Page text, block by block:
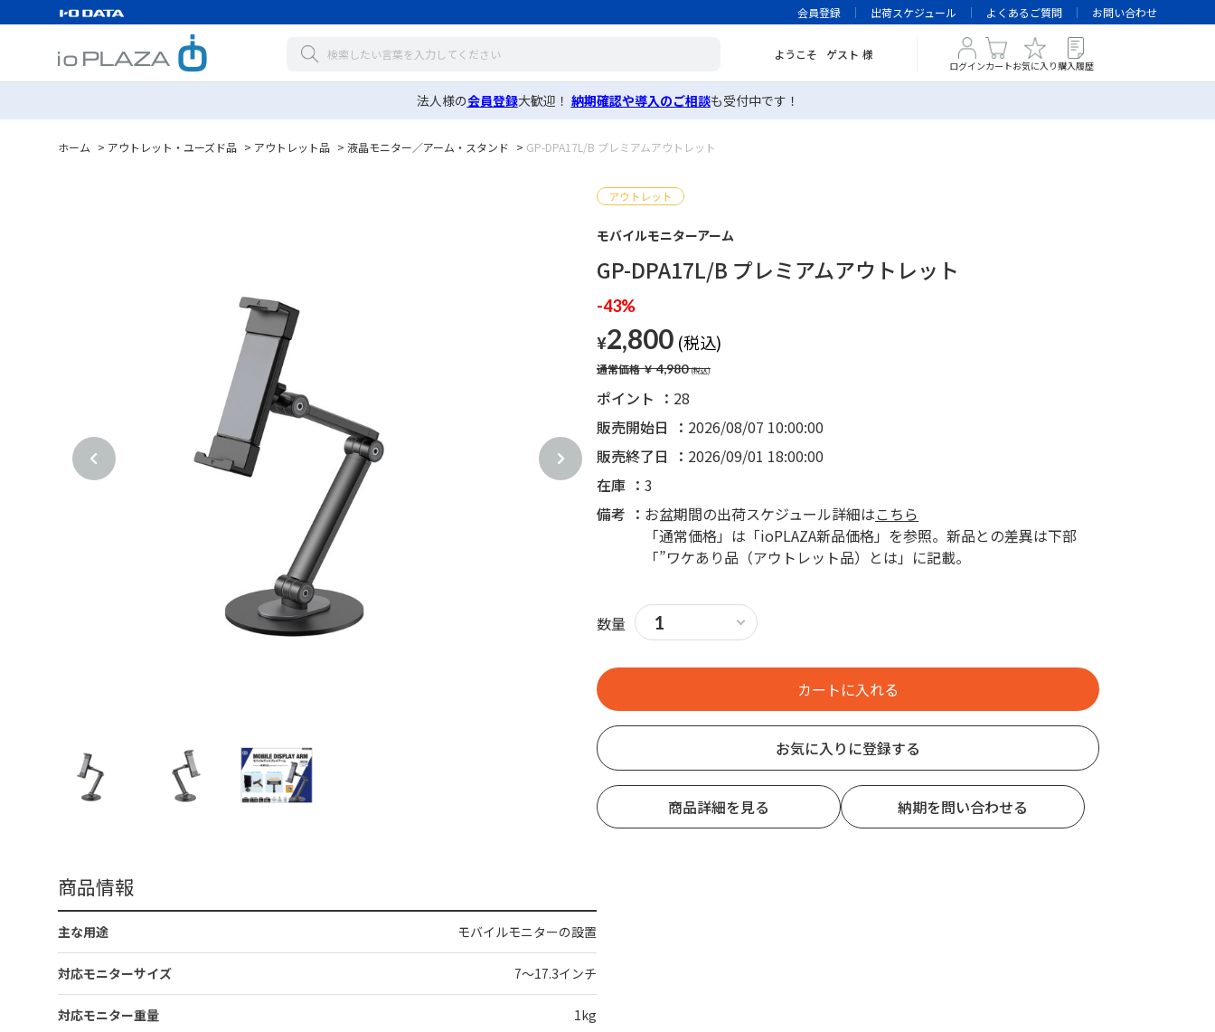
会員登録 出荷スケジュール よくあるご質問 お問い合わせ
ようこそ ゲスト 様
ログインカートお気に入り 購入履歴
法人様の会員登録大歓迎！ 納期確認や導入のご相談も受付中です！
ホーム > アウトレット・ユーズド品 > アウトレット品 > 液晶モニター／アーム・スタンド > GP-DPA17L/B プレミアムアウトレット
商品情報
主な用途 モバイルモニターの設置
対応モニターサイズ 7～17.3インチ
対応モニター重量 1kg
モバイルモニターアーム
GP-DPA17L/B プレミアムアウトレット
-43%
¥2,800
通常価格￥4,980
販売開始日
2026/08/07 10:00:00
販売終了日
2026/09/01 18:00:00
ポイント 28
在庫
3
備考
お盆期間の出荷スケジュール詳細はこちら
「通常価格」は「ioPLAZA新品価格」を参照。新品との差異は下部
「”ワケあり品（アウトレット品）とは」に記載。
数量
お気に入りに登録する
商品詳細を見る 納期を問い合わせる